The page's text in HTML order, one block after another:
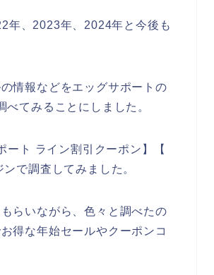
年、2023年、2024年と今後も
情報などをエッグサポートの
てみることにしました。
ート ライン割引クーポン】【
で調査してみました。
らいながら、色々と調べたの
得な年始セールやクーポンコ